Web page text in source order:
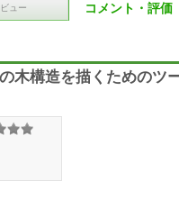
ュー コメント・評価
木構造を描くためのツ